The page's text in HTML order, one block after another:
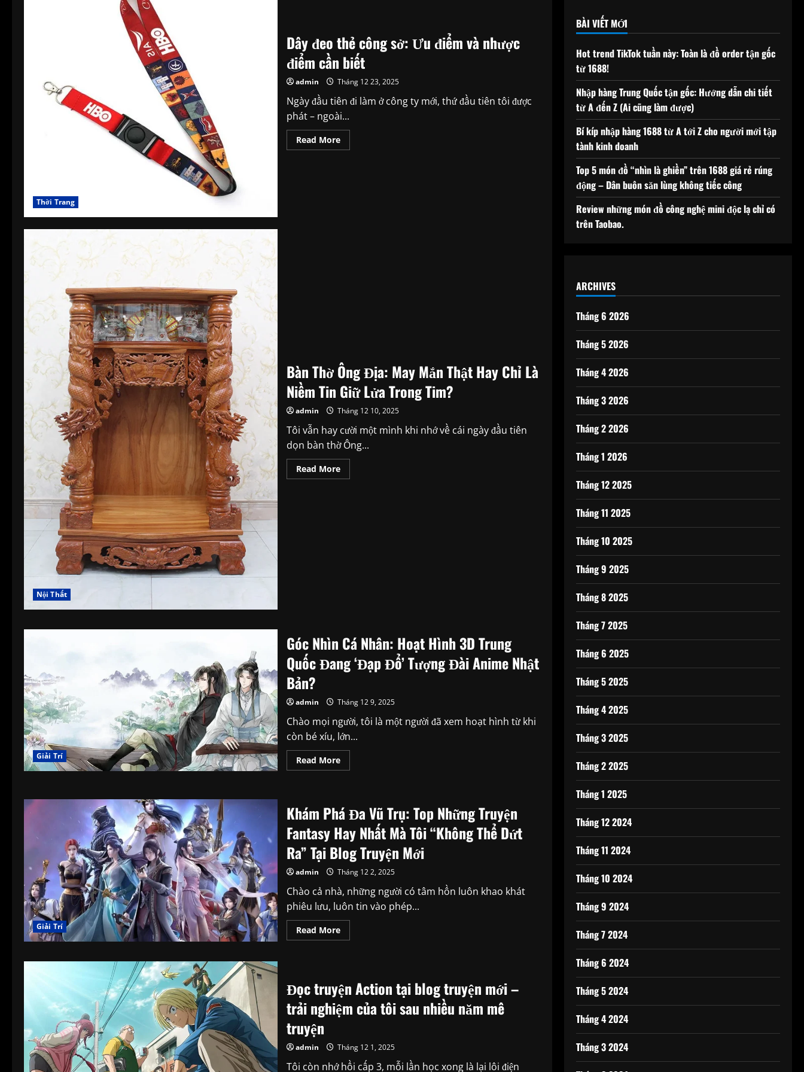
Thời Trang
Dây đeo thẻ công sở: Ưu điểm và nhược
điểm cần biết
admin Tháng 12 23, 2025
Ngày đầu tiên đi làm ở công ty mới, thứ đầu tiên tôi được
phát – ngoài...
Read MoreRead
more
Nội Thất
Bàn Thờ Ông Địa: May Mắn Thật Hay Chỉ Là
Niềm Tin Giữ Lửa Trong Tim?
admin Tháng 12 10, 2025
Tôi vẫn hay cười một mình khi nhớ về cái ngày đầu tiên
dọn bàn thờ Ông...
Read MoreRead
more
Giải Trí
Góc Nhìn Cá Nhân: Hoạt Hình 3D Trung
Quốc Đang ‘Đạp Đổ’ Tượng Đài Anime Nhật
Bản?
admin Tháng 12 9, 2025
Chào mọi người, tôi là một người đã xem hoạt hình từ khi
còn bé xíu, lớn...
Read MoreRead
more
Nhân:
Hoạt
Hình
3D
Trung
Quốc
Đang
‘Đạp
Đổ’
Tượng
Đài
Anime
Nhật
Bản?
Giải Trí
Khám Phá Đa Vũ Trụ: Top Những Truyện
Fantasy Hay Nhất Mà Tôi “Không Thể Dứt
Ra” Tại Blog Truyện Mới
admin Tháng 12 2, 2025
Chào cả nhà, những người có tâm hồn luôn khao khát
phiêu lưu, luôn tin vào phép...
Read MoreRead
more
Trụ:
Top
Những
Truyện
Fantasy
Mà
“Không
Đọc truyện Action tại blog truyện mới –
trải nghiệm của tôi sau nhiều năm mê
truyện
admin Tháng 12 1, 2025
Tôi còn nhớ hồi cấp 3, mỗi lần học xong là lại lôi điện
BÀI VIẾT MỚI
Hot trend TikTok tuần này: Toàn là đồ order tận gốc
từ 1688!
Nhập hàng Trung Quốc tận gốc: Hướng dẫn chi tiết
từ A đến Z (Ai cũng làm được)
Bí kíp nhập hàng 1688 từ A tới Z cho người mới tập
tành kinh doanh
Top 5 món đồ “nhìn là ghiền” trên 1688 giá rẻ rúng
động – Dân buôn săn lùng không tiếc công
Review những món đồ công nghệ mini độc lạ chỉ có
trên Taobao.
ARCHIVES
Tháng 6 2026
Tháng 5 2026
Tháng 4 2026
Tháng 3 2026
Tháng 2 2026
Tháng 1 2026
Tháng 12 2025
Tháng 11 2025
Tháng 10 2025
Tháng 9 2025
Tháng 8 2025
Tháng 7 2025
Tháng 6 2025
Tháng 5 2025
Tháng 4 2025
Tháng 3 2025
Tháng 2 2025
Tháng 1 2025
Tháng 12 2024
Tháng 11 2024
Tháng 10 2024
Tháng 9 2024
Tháng 7 2024
Tháng 6 2024
Tháng 5 2024
Tháng 4 2024
Tháng 3 2024